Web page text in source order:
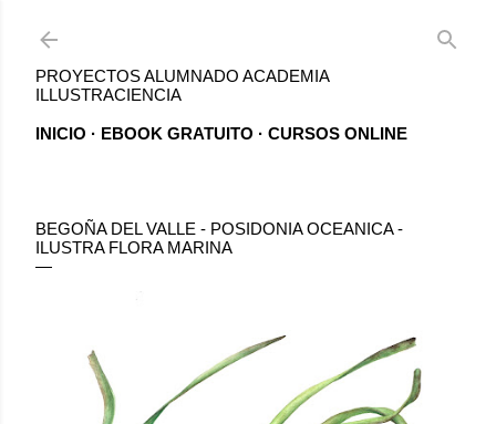
PROYECTOS ALUMNADO ACADEMIA
ILLUSTRACIENCIA
INICIO EBOOK GRATUITO CURSOS ONLINE
BEGOÑA DEL VALLE - POSIDONIA OCEANICA -
ILUSTRA FLORA MARINA